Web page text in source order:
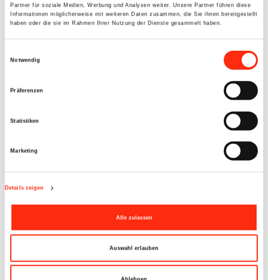
Partner für soziale Medien, Werbung und Analysen weiter. Unsere Partner führen diese
Informationen möglicherweise mit weiteren Daten zusammen, die Sie ihnen bereitgestellt
haben oder die sie im Rahmen Ihrer Nutzung der Dienste gesammelt haben.
Notwendig
Präferenzen
Statistiken
Marketing
Details zeigen
Alle zulassen
Auswahl erlauben
Elektroniker/in. An diesem Tag kann ausprobiert, getestet und
informativ werden - kostenfrei und unverbindlich.